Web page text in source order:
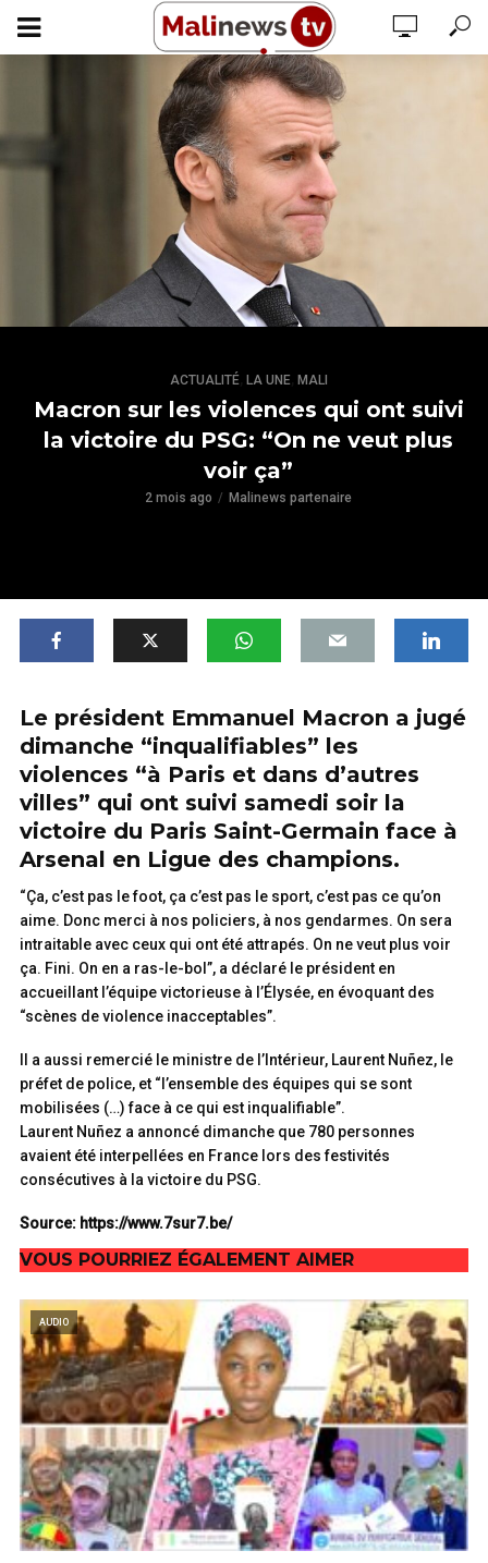
ACTUALITÉ, LA UNE, MALI
Macron sur les violences qui ont suivi
la victoire du PSG: “On ne veut plus
voir ça”
2 mois ago Malinews partenaire
Le président Emmanuel Macron a jugé
dimanche “inqualifiables” les
violences “à Paris et dans d’autres
villes” qui ont suivi samedi soir la
victoire du Paris Saint-Germain face à
Arsenal en Ligue des champions.
“Ça, c’est pas le foot, ça c’est pas le sport, c’est pas ce qu’on
aime. Donc merci à nos policiers, à nos gendarmes. On sera
intraitable avec ceux qui ont été attrapés. On ne veut plus voir
ça. Fini. On en a ras-le-bol”, a déclaré le président en
accueillant l’équipe victorieuse à l’Élysée, en évoquant des
“scènes de violence inacceptables”.
Il a aussi remercié le ministre de l’Intérieur, Laurent Nuñez, le
préfet de police, et “l’ensemble des équipes qui se sont
mobilisées (…) face à ce qui est inqualifiable”.
Laurent Nuñez a annoncé dimanche que 780 personnes
avaient été interpellées en France lors des festivités
consécutives à la victoire du PSG.
Source: https://www.7sur7.be/
VOUS POURRIEZ ÉGALEMENT AIMER
AUDIO